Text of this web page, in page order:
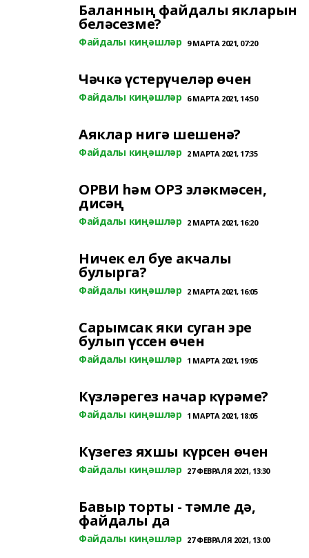
Баланның файдалы якларын
беләсезме?
Файдалы киңәшләр 9 МАРТА 2021, 07:20
Чәчкә үстерүчеләр өчен
Файдалы киңәшләр 6 МАРТА 2021, 14:50
Аяклар нигә шешенә?
Файдалы киңәшләр 2 МАРТА 2021, 17:35
ОРВИ һәм ОРЗ эләкмәсен,
дисәң
Файдалы киңәшләр 2 МАРТА 2021, 16:20
Ничек ел буе акчалы
булырга?
Файдалы киңәшләр 2 МАРТА 2021, 16:05
Сарымсак яки суган эре
булып үссен өчен
Файдалы киңәшләр 1 МАРТА 2021, 19:05
Күзләрегез начар күрәме?
Файдалы киңәшләр 1 МАРТА 2021, 18:05
Күзегез яхшы күрсен өчен
Файдалы киңәшләр 27 ФЕВРАЛЯ 2021, 13:30
Бавыр торты - тәмле дә,
файдалы да
Файдалы киңәшләр 27 ФЕВРАЛЯ 2021, 13:00